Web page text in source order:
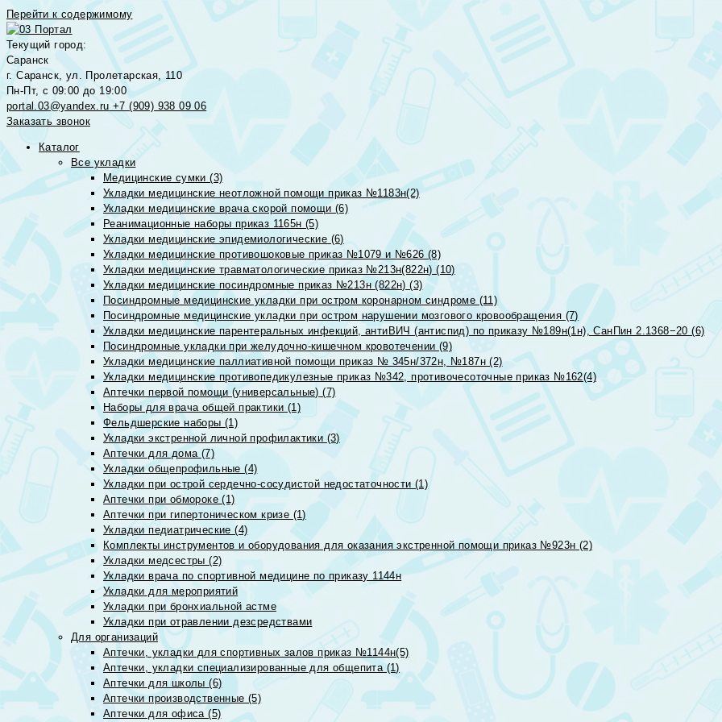
Перейти к содержимому
Текущий город:
Саранск
г. Саранск, ул. Пролетарская, 110
Пн-Пт, с 09:00 до 19:00
portal.03@yandex.ru +7 (909) 938 09 06
Заказать звонок
Каталог
Все укладки
Медицинские сумки (3)
Укладки медицинские неотложной помощи приказ №1183н(2)
Укладки медицинские врача скорой помощи (6)
Реанимационные наборы приказ 1165н (5)
Укладки медицинские эпидемиологические (6)
Укладки медицинские противошоковые приказ №1079 и №626 (8)
Укладки медицинские травматологические приказ №213н(822н) (10)
Укладки медицинские посиндромные приказ №213н (822н) (3)
Посиндромные медицинские укладки при остром коронарном синдроме (11)
Посиндромные медицинские укладки при остром нарушении мозгового кровообращения (7)
Укладки медицинские парентеральных инфекций, антиВИЧ (антиспид) по приказу №189н(1н), СанПин 2.1368−20 (6)
Посиндромные укладки при желудочно-кишечном кровотечении (9)
Укладки медицинские паллиативной помощи приказ № 345н/372н, №187н (2)
Укладки медицинские противопедикулезные приказ №342, противочесоточные приказ №162(4)
Аптечки первой помощи (универсальные) (7)
Наборы для врача общей практики (1)
Фельдшерские наборы (1)
Укладки экстренной личной профилактики (3)
Аптечки для дома (7)
Укладки общепрофильные (4)
Укладки при острой сердечно-сосудистой недостаточности (1)
Аптечки при обмороке (1)
Аптечки при гипертоническом кризе (1)
Укладки педиатрические (4)
Комплекты инструментов и оборудования для оказания экстренной помощи приказ №923н (2)
Укладки медсестры (2)
Укладки врача по спортивной медицине по приказу 1144н
Укладки для мероприятий
Укладки при бронхиальной астме
Укладки при отравлении дезсредствами
Для организаций
Аптечки, укладки для спортивных залов приказ №1144н(5)
Аптечки, укладки специализированные для общепита (1)
Аптечки для школы (6)
Аптечки производственные (5)
Аптечки для офиса (5)